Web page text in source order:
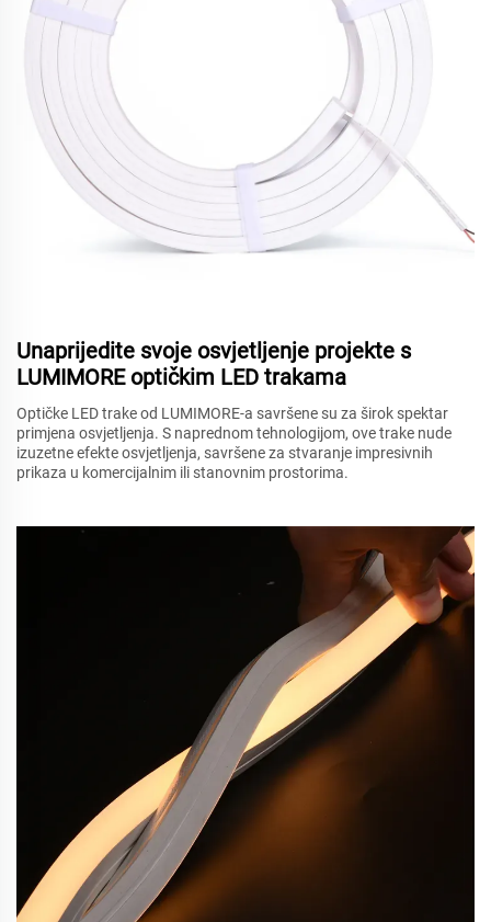
Unaprijedite svoje osvjetljenje projekte s
LUMIMORE optičkim LED trakama
Optičke LED trake od LUMIMORE-a savršene su za širok spektar
primjena osvjetljenja. S naprednom tehnologijom, ove trake nude
izuzetne efekte osvjetljenja, savršene za stvaranje impresivnih
prikaza u komercijalnim ili stanovnim prostorima.